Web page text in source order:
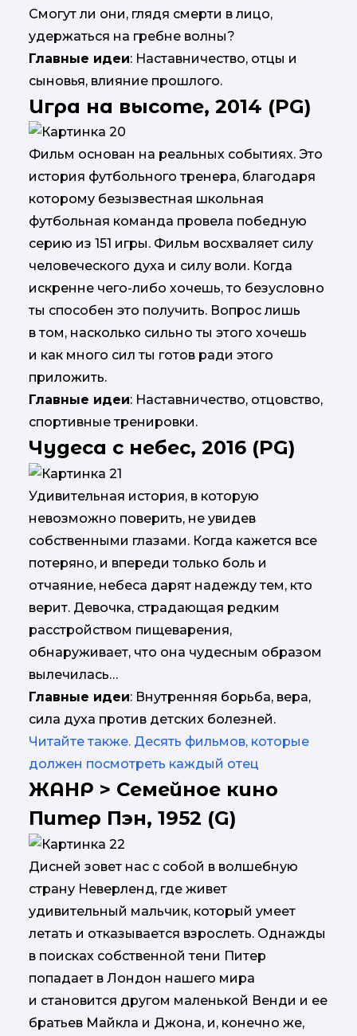
Смогут ли они, глядя смерти в лицо,
удержаться на гребне волны?
Главные идеи: Наставничество, отцы и
сыновья, влияние прошлого.
Игра на высоте, 2014 (PG)
Фильм основан на реальных событиях. Это
история футбольного тренера, благодаря
которому безызвестная школьная
футбольная команда провела победную
серию из 151 игры. Фильм восхваляет силу
человеческого духа и силу воли. Когда
искренне чего-либо хочешь, то безусловно
ты способен это получить. Вопрос лишь
в том, насколько сильно ты этого хочешь
и как много сил ты готов ради этого
приложить.
Главные идеи: Наставничество, отцовство,
спортивные тренировки.
Чудеса с небес, 2016 (PG)
Удивительная история, в которую
невозможно поверить, не увидев
собственными глазами. Когда кажется все
потеряно, и впереди только боль и
отчаяние, небеса дарят надежду тем, кто
верит. Девочка, страдающая редким
расстройством пищеварения,
обнаруживает, что она чудесным образом
вылечилась…
Главные идеи: Внутренняя борьба, вера,
сила духа против детских болезней.
Читайте также. Десять фильмов, которые
должен посмотреть каждый отец
ЖАНР > Семейное кино
Питер Пэн, 1952 (G)
Дисней зовет нас с собой в волшебную
страну Неверленд, где живет
удивительный мальчик, который умеет
летать и отказывается взрослеть. Однажды
в поисках собственной тени Питер
попадает в Лондон нашего мира
и становится другом маленькой Венди и ее
братьев Майкла и Джона, и, конечно же,